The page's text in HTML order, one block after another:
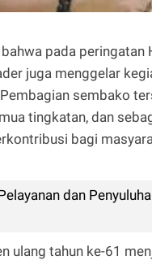
pada peringatan
juga menggelar
sembako
tingkatan, dan
bagi
dan
ulang tahun ke-61